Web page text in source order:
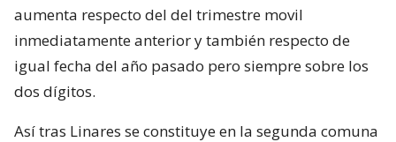
aumenta respecto del del trimestre movil
inmediatamente anterior y también respecto de
igual fecha del año pasado pero siempre sobre los
dos dígitos.
Así tras Linares se constituye en la segunda comuna